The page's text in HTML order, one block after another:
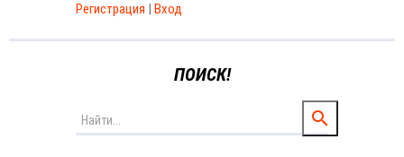
Регистрация | Вход
ПОИСК!